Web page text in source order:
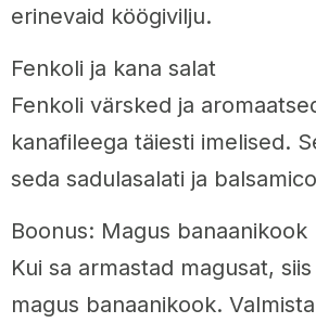
erinevaid köögivilju.
Fenkoli ja kana salat
Fenkoli värsked ja
kanafileega täiesti imelised.
seda sadulasalati ja
Boonus: Magus banaanikook
Kui sa armastad magusat,
magus banaanikook.